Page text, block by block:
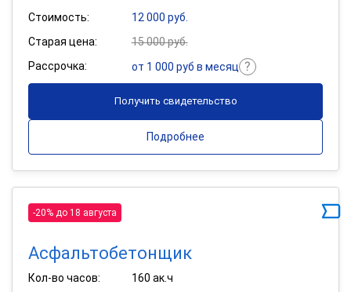
Стоимость:
12 000 руб.
Старая цена:
15 000 руб.
Рассрочка:
от 1 000 руб в месяц
Получить свидетельство
Подробнее
-20% до 18 августа
Асфальтобетонщик
Кол-во часов:
160 ак.ч